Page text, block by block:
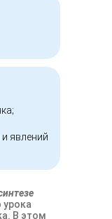
явлений
В этом